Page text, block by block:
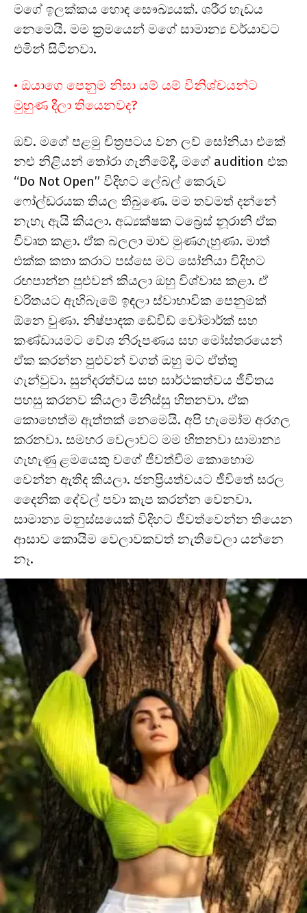
මගේ ඉලක්කය හොඳ සෞඛ්‍යයක්. ශරීර හැඩය
නෙමෙයි. මම ක්‍රමයෙන් මගේ සාමාන්‍ය චර්යාවට
එමින් සිටිනවා.
• ඔයාගෙ පෙනුම නිසා යම් යම් විනිශ්චයන්ට
මුහුණ දීලා තියෙනවද?
ඔව්. මගේ පළමු චිත්‍රපටය වන ලව් සෝනියා එකේ
නළු නිළියන් තෝරා ගැනීමේදී, මගේ audition එක
“Do Not Open” විදිහට ලේබල් කෙරුව
ෆෝල්ඩරයක තියල තිබුණෙ. මම තවමත් දන්නේ
නැහැ ඇයි කියලා. අධ්‍යක්ෂක ටබ්‍රෙස් නූරානි ඒක
විවෘත කළා. ඒක බලලා මාව මුණගැහුණා. මාත්
එක්ක කතා කරාට පස්සෙ මට සෝනියා විදිහට
රඟපාන්න පුළුවන් කියලා ඔහු විශ්වාස කළා. ඒ
චරිතයට ඇහිබැමේ ඉඳලා ස්වාභාවික පෙනුමක්
ඕනෙ වුණා. නිෂ්පාදක ඩේවිඩ් වෝමාර්ක් සහ
කණ්ඩායමට වේශ නිරූපණය සහ මෝස්තරයෙන්
ඒක කරන්න පුළුවන් වගත් ඔහු මට ඒත්තු
ගැන්වුවා. සුන්දරත්වය සහ සාර්ථකත්වය ජීවිතය
පහසු කරනව කියලා මිනිස්සු හිතනවා. ඒක
කොහෙත්ම ඇත්තක් නෙමෙයි. අපි හැමෝම අරගල
කරනවා. සමහර වෙලාවට මම හිතනවා සාමාන්‍ය
ගැහැණු ළමයෙකු වගේ ජීවත්වීම කොහොම
වෙන්න ඇතිද කියලා. ජනප්‍රියත්වයට ජීවිතේ සරල
දෛනික දේවල් පවා කැප කරන්න වෙනවා.
සාමාන්‍ය මනුස්සයෙක් විදිහට ජීවත්වෙන්න තියෙන
ආසාව කොයිම වෙලාවකවත් නැතිවෙලා යන්නෙ
නෑ.